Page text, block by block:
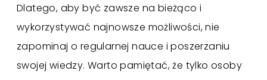
Dlatego, aby być zawsze na bieżąco i
wykorzystywać najnowsze możliwości, nie
zapominaj o regularnej nauce i poszerzaniu
swojej wiedzy. Warto pamiętać, że tylko osoby